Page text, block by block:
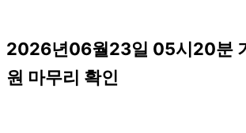
2026년06월23일 05시20분
원 마무리 확인